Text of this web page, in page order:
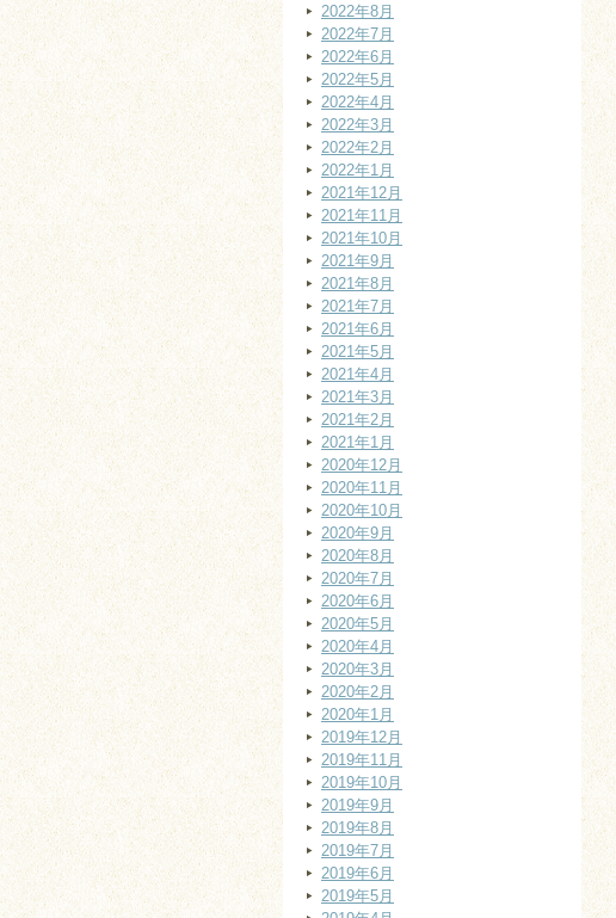
2022年8月
2022年7月
2022年6月
2022年5月
2022年4月
2022年3月
2022年2月
2022年1月
2021年12月
2021年11月
2021年10月
2021年9月
2021年8月
2021年7月
2021年6月
2021年5月
2021年4月
2021年3月
2021年2月
2021年1月
2020年12月
2020年11月
2020年10月
2020年9月
2020年8月
2020年7月
2020年6月
2020年5月
2020年4月
2020年3月
2020年2月
2020年1月
2019年12月
2019年11月
2019年10月
2019年9月
2019年8月
2019年7月
2019年6月
2019年5月